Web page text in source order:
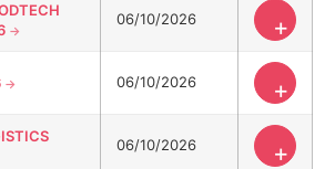
06/10/2026 +
06/10/2026 +
06/10/2026 +